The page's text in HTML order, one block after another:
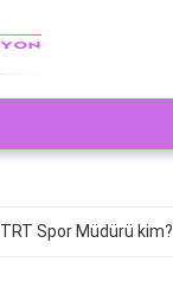
TRT Spor Müdürü kim?